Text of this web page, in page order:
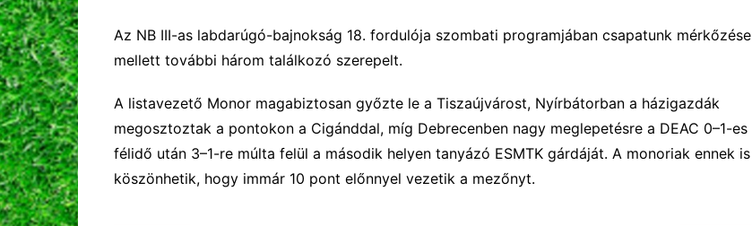
Az NB III-as labdarúgó-bajnokság 18. fordulója szombati programjában csapatunk mérkőzése
mellett további három találkozó szerepelt.
A listavezető Monor magabiztosan győzte le a Tiszaújvárost, Nyírbátorban a házigazdák
megosztoztak a pontokon a Cigánddal, míg Debrecenben nagy meglepetésre a DEAC 0–1-es
félidő után 3–1-re múlta felül a második helyen tanyázó ESMTK gárdáját. A monoriak ennek is
köszönhetik, hogy immár 10 pont előnnyel vezetik a mezőnyt.